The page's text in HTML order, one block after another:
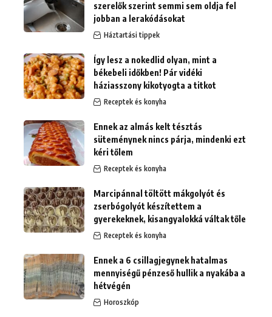
szerelők szerint semmi sem oldja fel
jobban a lerakódásokat
Háztartási tippek
Így lesz a nokedlid olyan, mint a
békebeli időkben! Pár vidéki
háziasszony kikotyogta a titkot
Receptek és konyha
Ennek az almás kelt tésztás
süteménynek nincs párja, mindenki ezt
kéri tőlem
Receptek és konyha
Marcipánnal töltött mákgolyót és
zserbógolyót készítettem a
gyerekeknek, kisangyalokká váltak tőle
Receptek és konyha
Ennek a 6 csillagjegynek hatalmas
mennyiségű pénzeső hullik a nyakába a
hétvégén
Horoszkóp